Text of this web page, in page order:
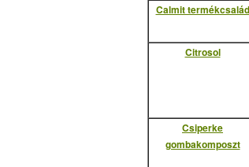
Calmit termékcsalád
Citrosol
Csiperke
gombakomposzt